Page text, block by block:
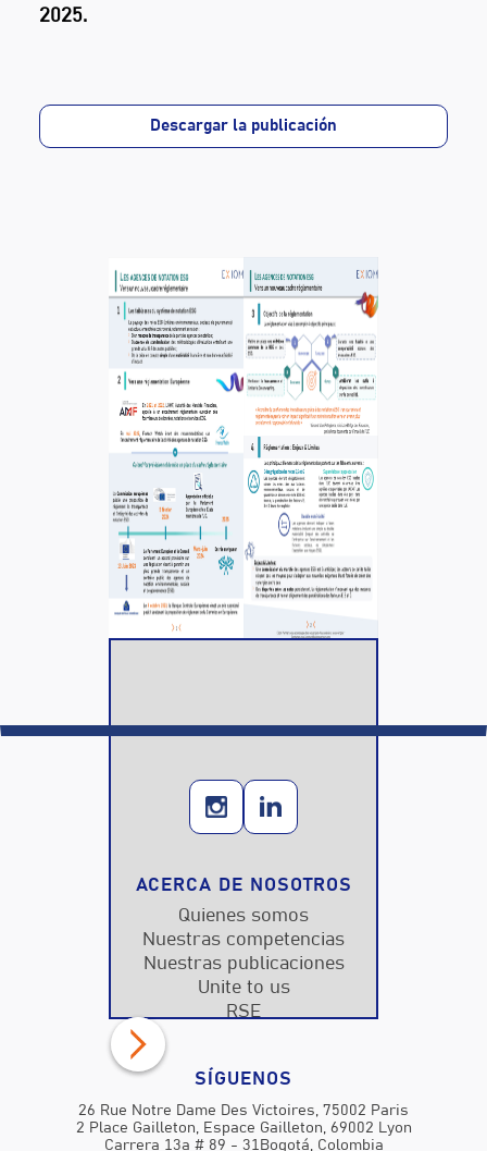
2025.
Descargar la publicación
ACERCA DE NOSOTROS
Quienes somos
Nuestras competencias
Nuestras publicaciones
Unite to us
RSE
SÍGUENOS
26 Rue Notre Dame Des Victoires, 75002 Paris
2 Place Gailleton, Espace Gailleton, 69002 Lyon
Carrera 13a # 89 - 31Bogotá, Colombia